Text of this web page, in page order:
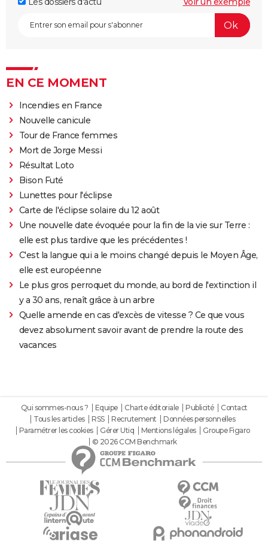
EN CE MOMENT
Incendies en France
Nouvelle canicule
Tour de France femmes
Mort de Jorge Messi
Résultat Loto
Bison Futé
Lunettes pour l'éclipse
Carte de l'éclipse solaire du 12 août
Une nouvelle date évoquée pour la fin de la vie sur Terre :
elle est plus tardive que les précédentes !
C'est la langue qui a le moins changé depuis le Moyen Âge,
elle est européenne
Le plus gros perroquet du monde, au bord de l'extinction il
y a 30 ans, renaît grâce à un arbre
Quelle amende en cas d'excès de vitesse ? Ce que vous
devez absolument savoir avant de prendre la route des
vacances
Qui sommes-nous ? Equipe Charte éditoriale Publicité
Contact
Tous les articles
RSS Recrutement
Données personnelles
Paramétrer les cookies
Gérer Utiq Mentions légales
Groupe Figaro
© 2026 CCM Benchmark